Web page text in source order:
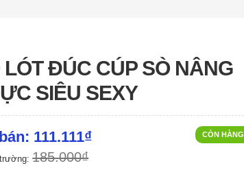
LÓT ĐÚC CÚP SÒ NÂNG
SIÊU SEXY
CÒN HÀNG
111.111₫
185.000₫